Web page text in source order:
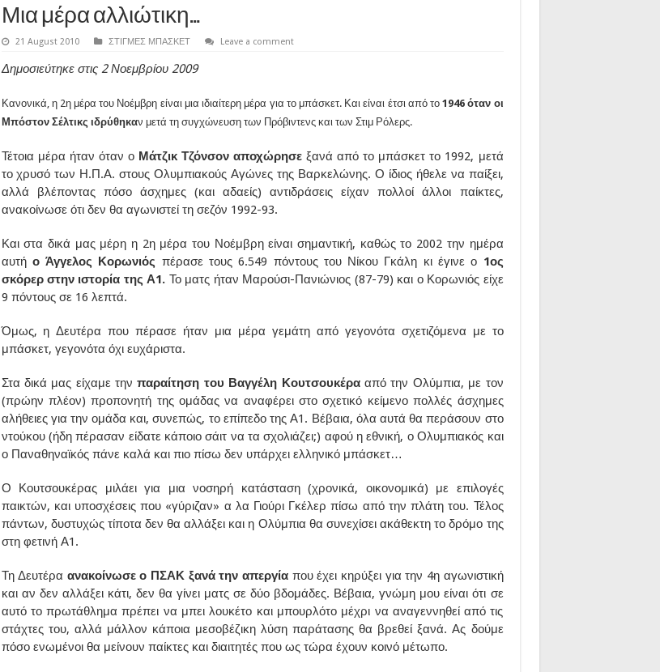
Μια μέρα αλλιώτικη…
21 August 2010 ΣΤΙΓΜΕΣ ΜΠΑΣΚΕΤ Leave a comment
Δημοσιεύτηκε στις 2 Νοεμβρίου 2009
Κανονικά, η 2η μέρα του Νοέμβρη είναι μια ιδιαίτερη μέρα για το μπάσκετ. Και είναι έτσι από το1946 όταν οι
Μπόστον Σέλτικς ιδρύθηκαν μετά τη συγχώνευση των Πρόβιντενς και των Στιμ Ρόλερς.
Τέτοια μέρα ήταν όταν ο Μάτζικ Τζόνσον αποχώρησεξανά από το μπάσκετ το 1992, μετά
το χρυσό των Η.Π.Α. στους Ολυμπιακούς Αγώνες της Βαρκελώνης. Ο ίδιος ήθελε να παίξει,
αλλά βλέποντας πόσο άσχημες (και αδαείς) αντιδράσεις είχαν πολλοί άλλοι παίκτες,
ανακοίνωσε ότι δεν θα αγωνιστεί τη σεζόν 1992-93.
Και στα δικά μας μέρη η 2η μέρα του Νοέμβρη είναι σημαντική, καθώς το 2002 την ημέρα
αυτή ο Άγγελος Κορωνιός πέρασε τους 6.549 πόντους του Νίκου Γκάλη κι έγινε ο 1ος
σκόρερ στην ιστορία της Α1. Το ματς ήταν Μαρούσι-Πανιώνιος (87-79) και ο Κορωνιός είχε
9 πόντους σε 16 λεπτά.
Όμως, η Δευτέρα που πέρασε ήταν μια μέρα γεμάτη από γεγονότα σχετιζόμενα με το
μπάσκετ, γεγονότα όχι ευχάριστα.
Στα δικά μας είχαμε τηνπαραίτηση του Βαγγέλη Κουτσουκέρα από την Ολύμπια, με τον
(πρώην πλέον) προπονητή της ομάδας να αναφέρει στο σχετικό κείμενο πολλές άσχημες
αλήθειες για την ομάδα και, συνεπώς, το επίπεδο της Α1. Βέβαια, όλα αυτά θα περάσουν στο
ντούκου (ήδη πέρασαν είδατε κάποιο σάιτ να τα σχολιάζει;) αφού η εθνική, ο Ολυμπιακός και
ο Παναθηναϊκός πάνε καλά και πιο πίσω δεν υπάρχει ελληνικό μπάσκετ…
Ο Κουτσουκέρας μιλάει για μια νοσηρή κατάσταση (χρονικά, οικονομικά) με επιλογές
παικτών, και υποσχέσεις που «γύριζαν» α λα Γιούρι Γκέλερ πίσω από την πλάτη του. Τέλος
πάντων, δυστυχώς τίποτα δεν θα αλλάξει και η Ολύμπια θα συνεχίσει ακάθεκτη το δρόμο της
στη φετινή Α1.
Τη Δευτέρα ανακοίνωσε ο ΠΣΑΚ ξανά την απεργία που έχει κηρύξει για την 4η αγωνιστική
και αν δεν αλλάξει κάτι, δεν θα γίνει ματς σε δύο βδομάδες. Βέβαια, γνώμη μου είναι ότι σε
αυτό το πρωτάθλημα πρέπει να μπει λουκέτο και μπουρλότο μέχρι να αναγεννηθεί από τις
στάχτες του, αλλά μάλλον κάποια μεσοβέζικη λύση παράτασης θα βρεθεί ξανά. Ας δούμε
πόσο ενωμένοι θα μείνουν παίκτες και διαιτητές που ως τώρα έχουν κοινό μέτωπο.